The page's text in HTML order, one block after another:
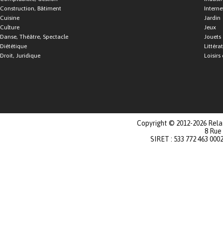
Construction, Bâtiment
Cuisine
Culture
Danse, Théâtre, Spectacle
Diététique
Droit, Juridique
Jardin
Jeux
Jouets
Loisirs
Copyright © 2012-2026
8
SIRET : 533 772 463